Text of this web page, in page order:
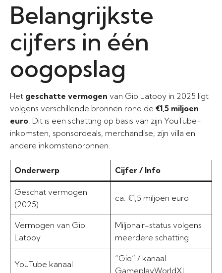
Belangrijkste
cijfers in één
oogopslag
Het geschatte vermogen van Gio Latooy in 2025 ligt
volgens verschillende bronnen rond de €1,5 miljoen
euro. Dit is een schatting op basis van zijn YouTube-
inkomsten, sponsordeals, merchandise, zijn villa en
andere inkomstenbronnen.
Onderwerp Cijfer / Info
Geschat vermogen
(2025)
ca. €1,5 miljoen euro
Vermogen van Gio
Latooy
Miljonair-status volgens
meerdere schatting
YouTube kanaal
“Gio” / kanaal
GameplayWorldXL